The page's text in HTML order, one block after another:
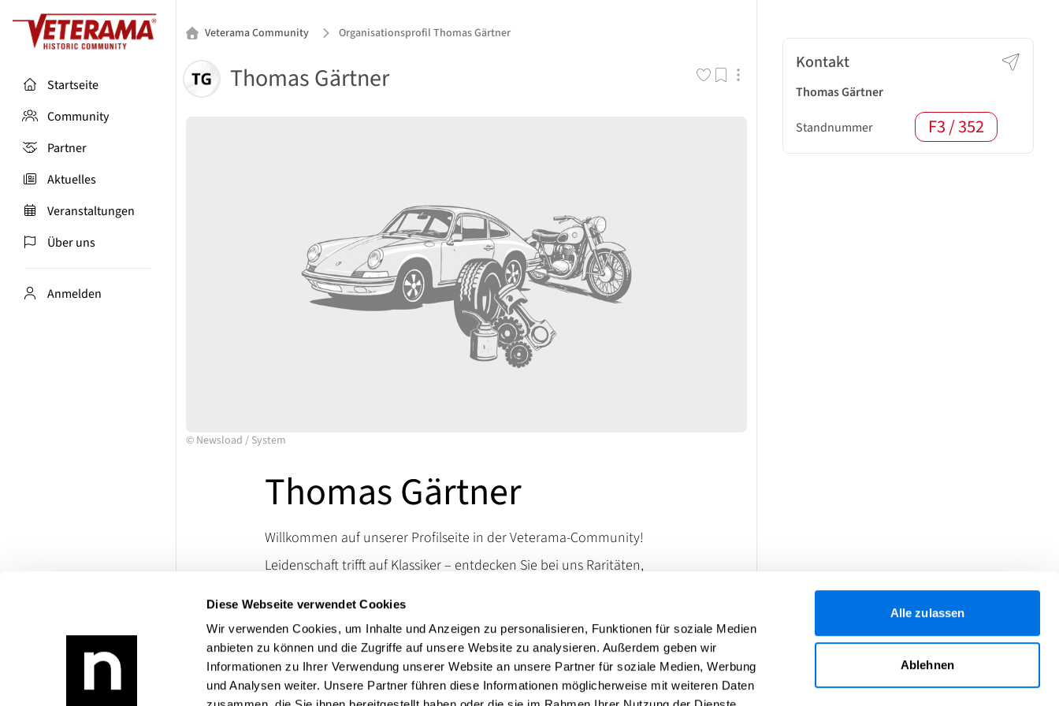
Diese Webseite verwendet Cookies
Wir verwenden Cookies, um Inhalte und Anzeigen zu personalisieren, Funktionen für soziale Medien
anbieten zu können und die Zugriffe auf unsere Website zu analysieren. Außerdem geben wir
Informationen zu Ihrer Verwendung unserer Website an unsere Partner für soziale Medien, Werbung
und Analysen weiter. Unsere Partner führen diese Informationen möglicherweise mit weiteren Daten
Alle zulassen
Ablehnen
Startseite
Community
Partner
Aktuelles
Veranstaltungen
Über uns
Anmelden
Veterama Community Organisationsprofil Thomas Gärtner
Thomas Gärtner
© Newsload / System
Thomas Gärtner
Willkommen auf unserer Profilseite in der Veterama-Community!
Leidenschaft trifft auf Klassiker – entdecken Sie bei uns Raritäten,
lassen. Besuchen Sie uns auf der VETERAMA und tauchen Sie ein in
die Welt klassischen Raritäten.
Bei Rückfragen erreichen Sie uns über unsere Kontaktdaten.
Produktangebot:Autoteile bis 50er Jahre, Motorradteile
Kontakt
Thomas Gärtner
Standnummer F3 / 352